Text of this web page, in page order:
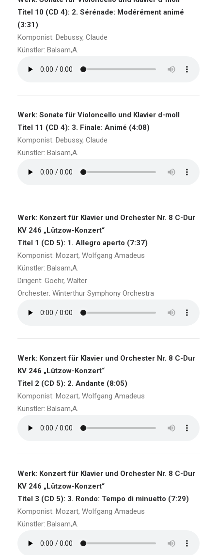
Titel 10 (CD 4): 2. Sérénade: Modérément animé
(3:31)
Komponist: Debussy, Claude
Künstler: Balsam,A.
Werk: Sonate für Violoncello und Klavier d-moll
Titel 11 (CD 4): 3. Finale: Animé (4:08)
Komponist: Debussy, Claude
Künstler: Balsam,A.
Werk: Konzert für Klavier und Orchester Nr. 8 C-Dur
KV 246 „Lützow-Konzert“
Titel 1 (CD 5): 1. Allegro aperto (7:37)
Komponist: Mozart, Wolfgang Amadeus
Künstler: Balsam,A.
Dirigent: Goehr, Walter
Orchester: Winterthur Symphony Orchestra
Werk: Konzert für Klavier und Orchester Nr. 8 C-Dur
KV 246 „Lützow-Konzert“
Titel 2 (CD 5): 2. Andante (8:05)
Komponist: Mozart, Wolfgang Amadeus
Künstler: Balsam,A.
Werk: Konzert für Klavier und Orchester Nr. 8 C-Dur
KV 246 „Lützow-Konzert“
Titel 3 (CD 5): 3. Rondo: Tempo di minuetto (7:29)
Komponist: Mozart, Wolfgang Amadeus
Künstler: Balsam,A.